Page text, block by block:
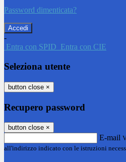
Password dimenticata?
-
Entra con SPID Entra con CIE
Seleziona utente
button close ×
Recupero password
button close ×
E-mail
all'indirizzo indicato con le istruzioni